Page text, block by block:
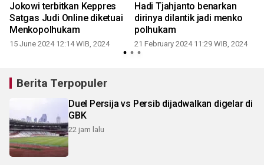
Jokowi terbitkan Keppres
Satgas Judi Online diketuai
Menkopolhukam
15 June 2024 12:14 WIB, 2024
Hadi Tjahjanto benarkan
dirinya dilantik jadi menko
polhukam
21 February 2024 11:29 WIB, 2024
Berita Terpopuler
Duel Persija vs Persib dijadwalkan digelar di
GBK
22 jam lalu